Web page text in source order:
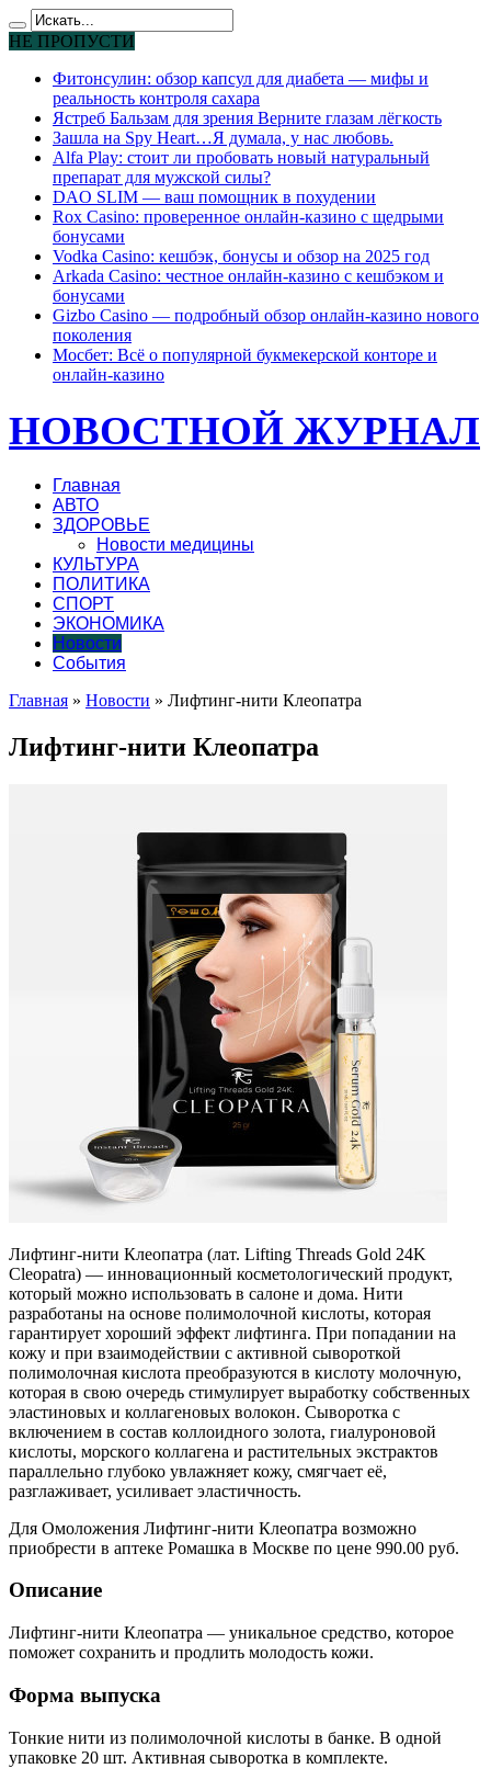
НЕ ПРОПУСТИ
Фитонсулин: обзор капсул для диабета — мифы и
реальность контроля сахара
Ястреб Бальзам для зрения Верните глазам лёгкость
Зашла на Spy Heart…Я думала, у нас любовь.
Alfa Play: стоит ли пробовать новый натуральный
препарат для мужской силы?
DAO SLIM — ваш помощник в похудении
Rox Casino: проверенное онлайн-казино с щедрыми
бонусами
Vodka Casino: кешбэк, бонусы и обзор на 2025 год
Arkada Casino: честное онлайн-казино с кешбэком и
бонусами
Gizbo Casino — подробный обзор онлайн-казино нового
поколения
Мосбет: Всё о популярной букмекерской конторе и
онлайн-казино
НОВОСТНОЙ ЖУРНАЛ
Главная
АВТО
ЗДОРОВЬЕ
Новости медицины
КУЛЬТУРА
ПОЛИТИКА
СПОРТ
ЭКОНОМИКА
Новости
События
Главная » Новости » Лифтинг-нити Клеопатра
Лифтинг-нити Клеопатра
Лифтинг-нити Клеопатра (лат. Lifting Threads Gold 24K
Cleopatra) — инновационный косметологический продукт,
который можно использовать в салоне и дома. Нити
разработаны на основе полимолочной кислоты, которая
гарантирует хороший эффект лифтинга. При попадании на
кожу и при взаимодействии с активной сывороткой
полимолочная кислота преобразуются в кислоту молочную,
которая в свою очередь стимулирует выработку собственных
эластиновых и коллагеновых волокон. Сыворотка с
включением в состав коллоидного золота, гиалуроновой
кислоты, морского коллагена и растительных экстрактов
параллельно глубоко увлажняет кожу, смягчает её,
разглаживает, усиливает эластичность.
Для Омоложения Лифтинг-нити Клеопатра возможно
приобрести в аптеке Ромашка в Москве по цене 990.00 руб.
Описание
Лифтинг-нити Клеопатра — уникальное средство, которое
поможет сохранить и продлить молодость кожи.
Форма выпуска
Тонкие нити из полимолочной кислоты в банке. В одной
упаковке 20 шт. Активная сыворотка в комплекте.